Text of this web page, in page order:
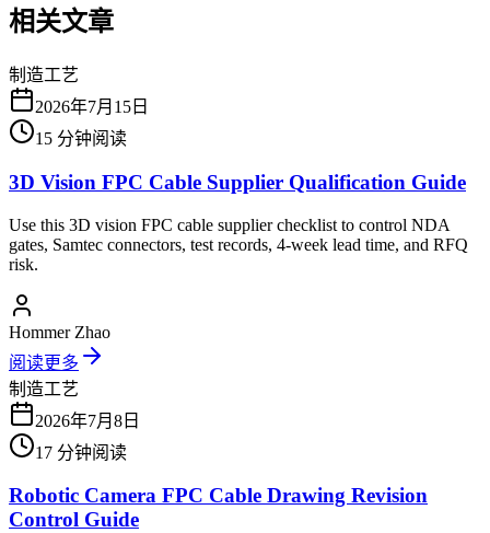
相关文章
制造工艺
2026年7月15日
15 分钟阅读
3D Vision FPC Cable Supplier Qualification Guide
Use this 3D vision FPC cable supplier checklist to control NDA
gates, Samtec connectors, test records, 4-week lead time, and RFQ
risk.
Hommer Zhao
阅读更多
制造工艺
2026年7月8日
17 分钟阅读
Robotic Camera FPC Cable Drawing Revision
Control Guide